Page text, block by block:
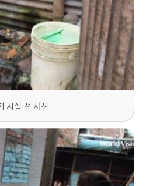
시설 전 사진